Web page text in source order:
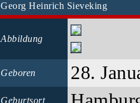
Georg Heinrich Sieveking
Abbildung
Geboren 28.
Geburtsort